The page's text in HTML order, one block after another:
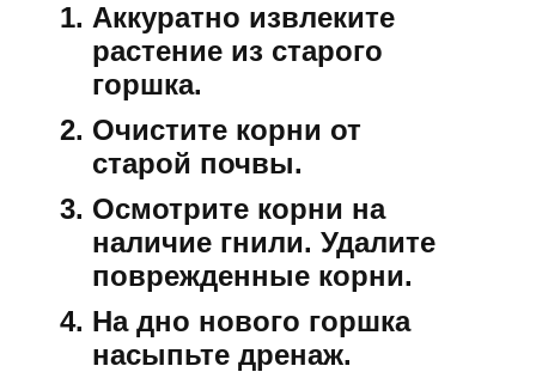
Аккуратно извлеките
растение из старого
горшка.
Очистите корни от
старой почвы.
Осмотрите корни на
наличие гнили. Удалите
поврежденные корни.
На дно нового горшка
насыпьте дренаж.